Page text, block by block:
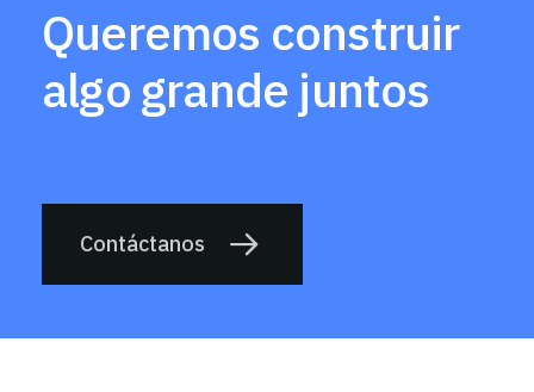
Queremos construir
algo grande juntos
Contáctanos